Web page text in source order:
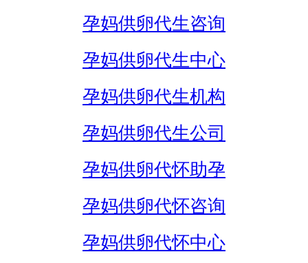
孕妈供卵代生咨询
孕妈供卵代生中心
孕妈供卵代生机构
孕妈供卵代生公司
孕妈供卵代怀助孕
孕妈供卵代怀咨询
孕妈供卵代怀中心